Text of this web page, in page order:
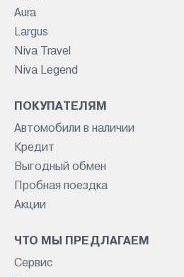
Aura
Largus
Niva Travel
Niva Legend
ПОКУПАТЕЛЯМ
Автомобили в наличии
Кредит
Выгодный обмен
Пробная поездка
Акции
ЧТО МЫ ПРЕДЛАГАЕМ
Сервис